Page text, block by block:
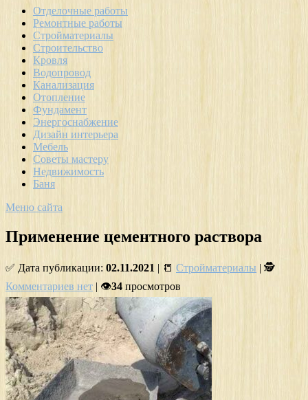
Отделочные работы
Ремонтные работы
Стройматериалы
Строительство
Кровля
Водопровод
Канализация
Отопление
Фундамент
Энергоснабжение
Дизайн интерьера
Мебель
Советы мастеру
Недвижимость
Баня
Меню сайта
Применение цементного раствора
✅ Дата публикации: 02.11.2021 | 📒 Стройматериалы | 🕵
Комментариев нет | 👁34 просмотров